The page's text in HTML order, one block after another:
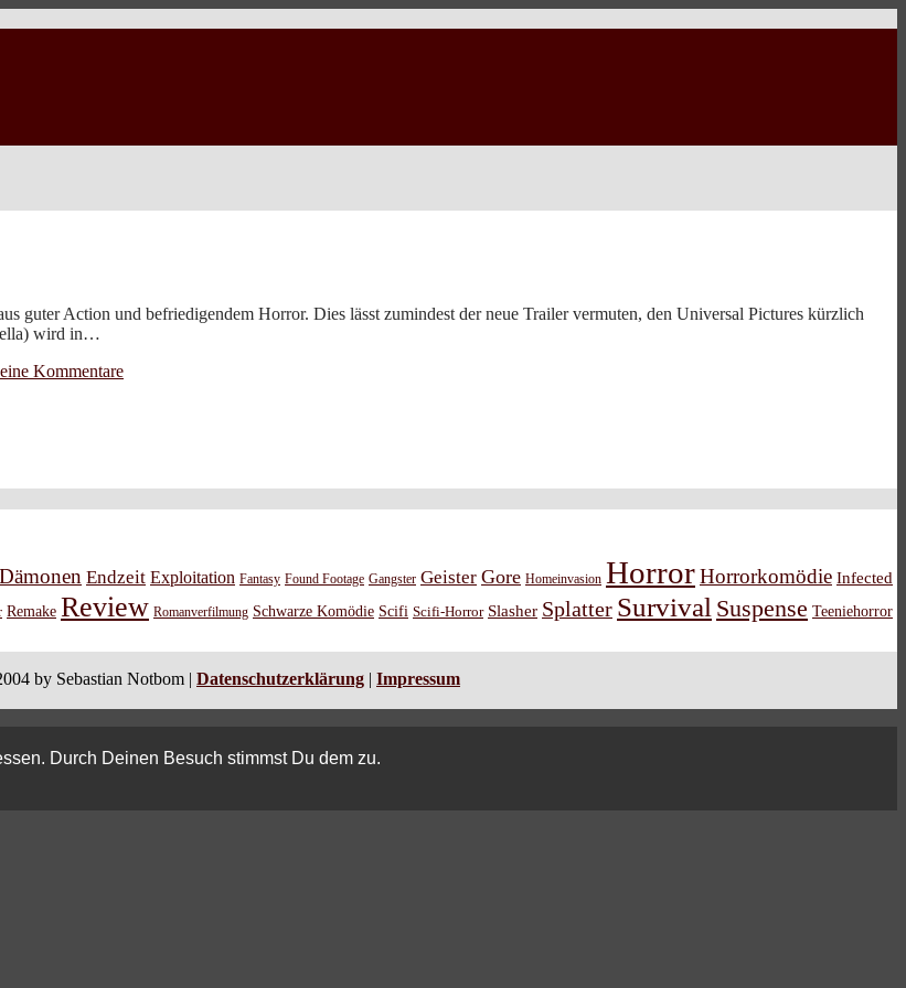
guter Action und befriedigendem Horror. Dies lässt zumindest der neue Trailer vermuten, den Universal Pictures kürzlich
wird in…
Kommentare
Dämonen Endzeit Exploitation Fantasy Found Footage Gangster Geister Gore Homeinvasion HorrorHorrorkomödie Infected
Remake Review Romanverfilmung Schwarze Komödie Scifi Scifi-Horror Slasher Splatter Survival Suspense Teeniehorror
by Sebastian Notbom | Datenschutzerklärung | Impressum
Durch Deinen Besuch stimmst Du dem zu.